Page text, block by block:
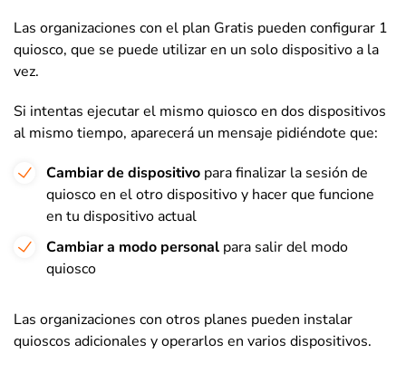
Las organizaciones con el plan Gratis pueden configurar 1
quiosco, que se puede utilizar en un solo dispositivo a la
vez.
Si intentas ejecutar el mismo quiosco en dos dispositivos
al mismo tiempo, aparecerá un mensaje pidiéndote que:
Cambiar de dispositivo para finalizar la sesión de
quiosco en el otro dispositivo y hacer que funcione
en tu dispositivo actual
Cambiar a modo personal para salir del modo
quiosco
Las organizaciones con otros planes pueden instalar
quioscos adicionales y operarlos en varios dispositivos.